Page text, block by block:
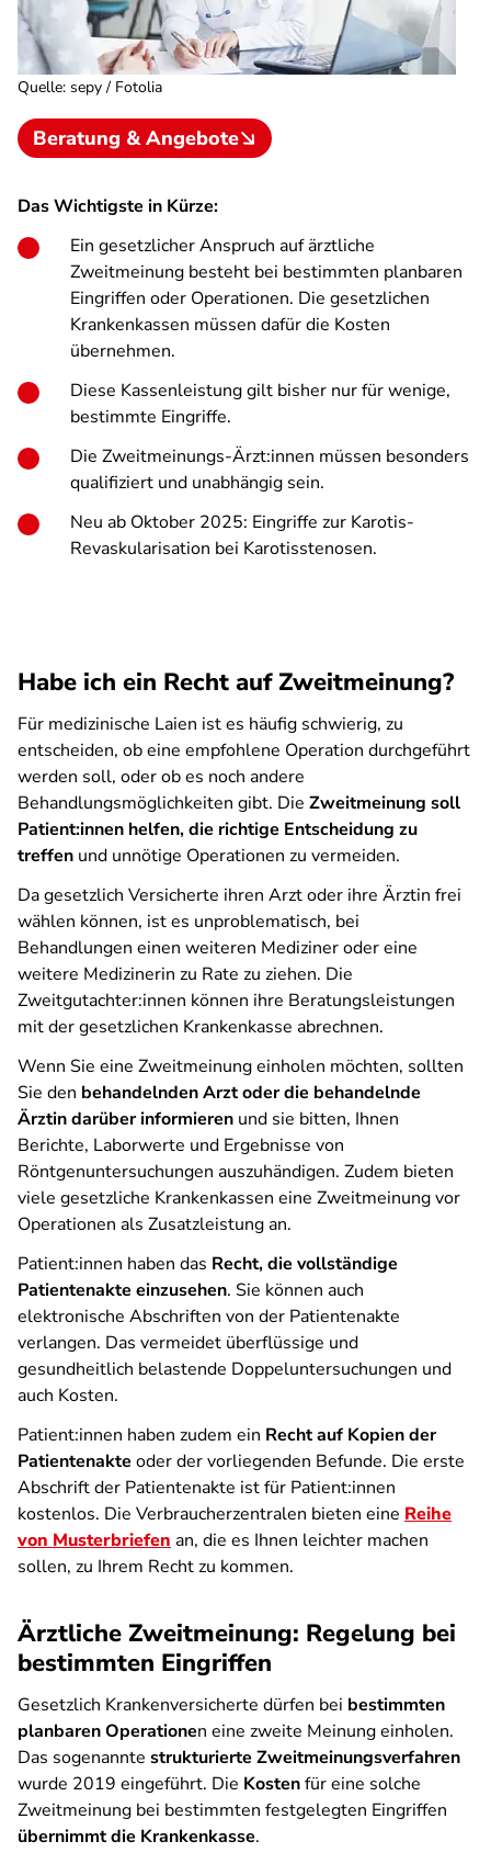
Quelle: sepy / Fotolia
Beratung & Angebote
Das Wichtigste in Kürze:
Ein gesetzlicher Anspruch auf ärztliche
Zweitmeinung besteht bei bestimmten planbaren
Eingriffen oder Operationen. Die gesetzlichen
Krankenkassen müssen dafür die Kosten
übernehmen.
Diese Kassenleistung gilt bisher nur für wenige,
bestimmte Eingriffe.
Die Zweitmeinungs-Ärzt:innen müssen besonders
qualifiziert und unabhängig sein.
Neu ab Oktober 2025: Eingriffe zur Karotis-
Revaskularisation bei Karotisstenosen.
Habe ich ein Recht auf Zweitmeinung?
Für medizinische Laien ist es häufig schwierig, zu
entscheiden, ob eine empfohlene Operation durchgeführt
werden soll, oder ob es noch andere
Behandlungsmöglichkeiten gibt. Die Zweitmeinung soll
Patient:innen helfen, die richtige Entscheidung zu
treffen und unnötige Operationen zu vermeiden.
Da gesetzlich Versicherte ihren Arzt oder ihre Ärztin frei
wählen können, ist es unproblematisch, bei
Behandlungen einen weiteren Mediziner oder eine
weitere Medizinerin zu Rate zu ziehen. Die
Zweitgutachter:innen können ihre Beratungsleistungen
mit der gesetzlichen Krankenkasse abrechnen.
Wenn Sie eine Zweitmeinung einholen möchten, sollten
Sie den behandelnden Arzt oder die behandelnde
Ärztin darüber informieren und sie bitten, Ihnen
Berichte, Laborwerte und Ergebnisse von
Röntgenuntersuchungen auszuhändigen. Zudem bieten
viele gesetzliche Krankenkassen eine Zweitmeinung vor
Operationen als Zusatzleistung an.
Patient:innen haben das Recht, die vollständige
Patientenakte einzusehen. Sie können auch
elektronische Abschriften von der Patientenakte
verlangen. Das vermeidet überflüssige und
gesundheitlich belastende Doppeluntersuchungen und
auch Kosten.
Patient:innen haben zudem ein Recht auf Kopien der
Patientenakte oder der vorliegenden Befunde. Die erste
Abschrift der Patientenakte ist für Patient:innen
kostenlos. Die Verbraucherzentralen bieten eine Reihe
von Musterbriefen an, die es Ihnen leichter machen
sollen, zu Ihrem Recht zu kommen.
Ärztliche Zweitmeinung: Regelung bei
bestimmten Eingriffen
Gesetzlich Krankenversicherte dürfen bei bestimmten
planbaren Operationen eine zweite Meinung einholen.
Das sogenannte strukturierte Zweitmeinungsverfahren
wurde 2019 eingeführt. Die Kostenfür eine solche
Zweitmeinung bei bestimmten festgelegten Eingriffen
übernimmt die Krankenkasse.